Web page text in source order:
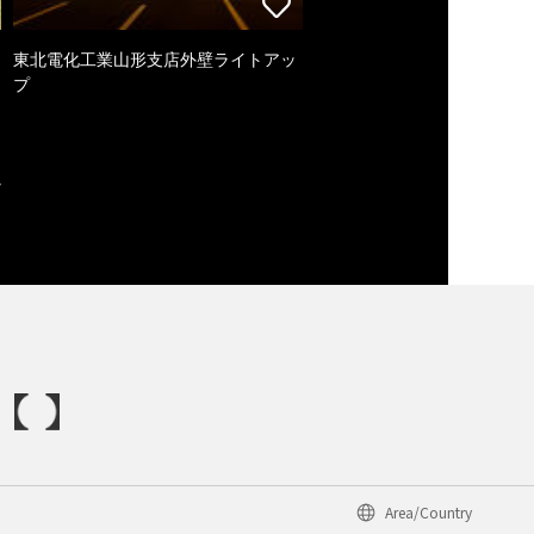
東北電化工業山形支店外壁ライトアッ
プ
Area/Country